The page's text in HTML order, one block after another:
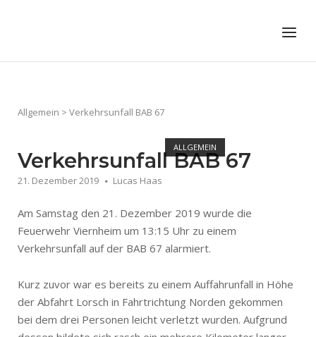
Menu
Allgemein > Verkehrsunfall BAB 67
ALLGEMEIN
Verkehrsunfall BAB 67
21. Dezember 2019 Lucas Haas
Am Samstag den 21. Dezember 2019 wurde die
Feuerwehr Viernheim um 13:15 Uhr zu einem
Verkehrsunfall auf der BAB 67 alarmiert.
Kurz zuvor war es bereits zu einem Auffahrunfall in Höhe
der Abfahrt Lorsch in Fahrtrichtung Norden gekommen
bei dem drei Personen leicht verletzt wurden. Aufgrund